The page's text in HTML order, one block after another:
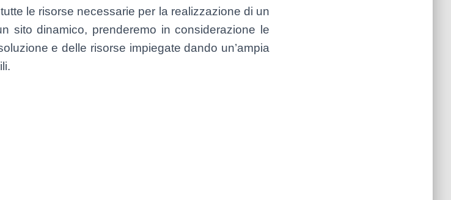
le risorse necessarie per la realizzazione di un
sito dinamico, prenderemo in considerazione le
e delle risorse impiegate dando un’ampia